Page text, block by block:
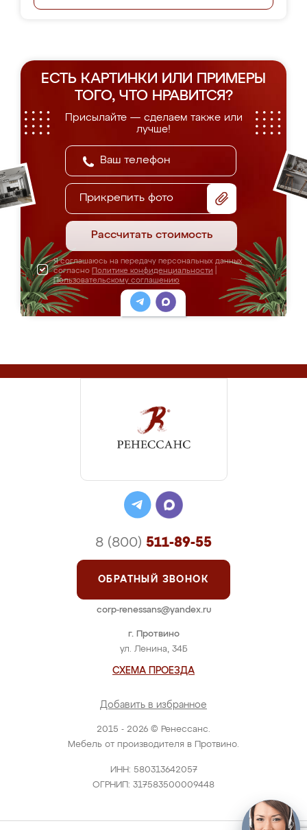
ЕСТЬ КАРТИНКИ ИЛИ ПРИМЕРЫ
ТОГО, ЧТО НРАВИТСЯ?
Присылайте — сделаем также или
лучше!
Прикрепить фото
Рассчитать стоимость
Я соглашаюсь на передачу персональных данных
согласно Политике конфиденциальности
Пользовательскому соглашению
2015 - 2026 © Ренессанс.
Мебель от производителя в Протвино.
ИНН: 580313642057
ОГРНИП: 317583500009448
г. Протвино
ул. Ленина, 34Б
СХЕМА ПРОЕЗДА
Добавить в избранное
8 (800) 511-89-55
ОБРАТНЫЙ ЗВОНОК
corp-renessans@yandex.ru